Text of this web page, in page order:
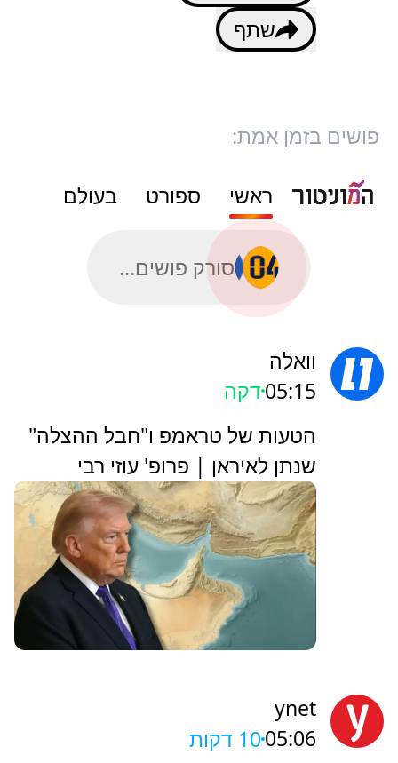
שתף
פושים בזמן אמת:
ראשי ספורט בעולם
סורק פושים...
וואלה
05:15דקה
הטעות של טראמפ ו"חבל ההצלה"
שנתן לאיראן | פרופ' עוזי רבי
ynet
05:0610 דקות